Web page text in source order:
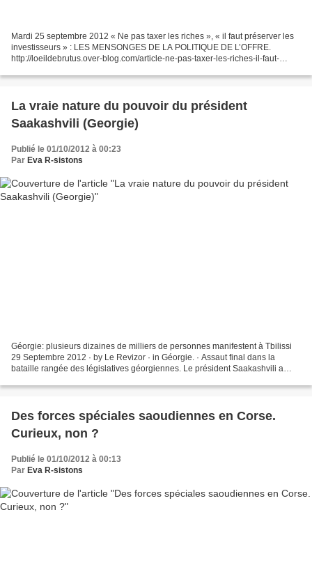
Mardi 25 septembre 2012 « Ne pas taxer les riches », « il faut préserver les
investisseurs » : LES MENSONGES DE LA POLITIQUE DE L’OFFRE.
http://loeildebrutus.over-blog.com/article-ne-pas-taxer-les-riches-il-faut-
110544467.html...
La vraie nature du pouvoir du président
Saakashvili (Georgie)
Publié le 01/10/2012 à 00:23
Par Eva R-sistons
Géorgie: plusieurs dizaines de milliers de personnes manifestent à Tbilissi
29 Septembre 2012 · by Le Revizor · in Géorgie. · Assaut final dans la
bataille rangée des législatives géorgiennes. Le président Saakashvili a
Des forces spéciales saoudiennes en Corse.
Curieux, non ?
Publié le 01/10/2012 à 00:13
Par Eva R-sistons